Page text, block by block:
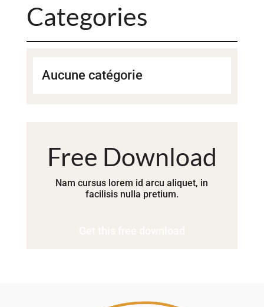
Categories
Aucune catégorie
Free Download
Nam cursus lorem id arcu aliquet, in
facilisis nulla pretium.